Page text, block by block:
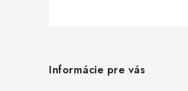
Informácie pre vás